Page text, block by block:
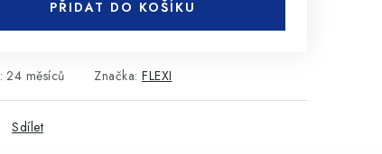
PŘIDAT DO KOŠÍKU
: 24 měsíců Značka: FLEXI
Sdílet